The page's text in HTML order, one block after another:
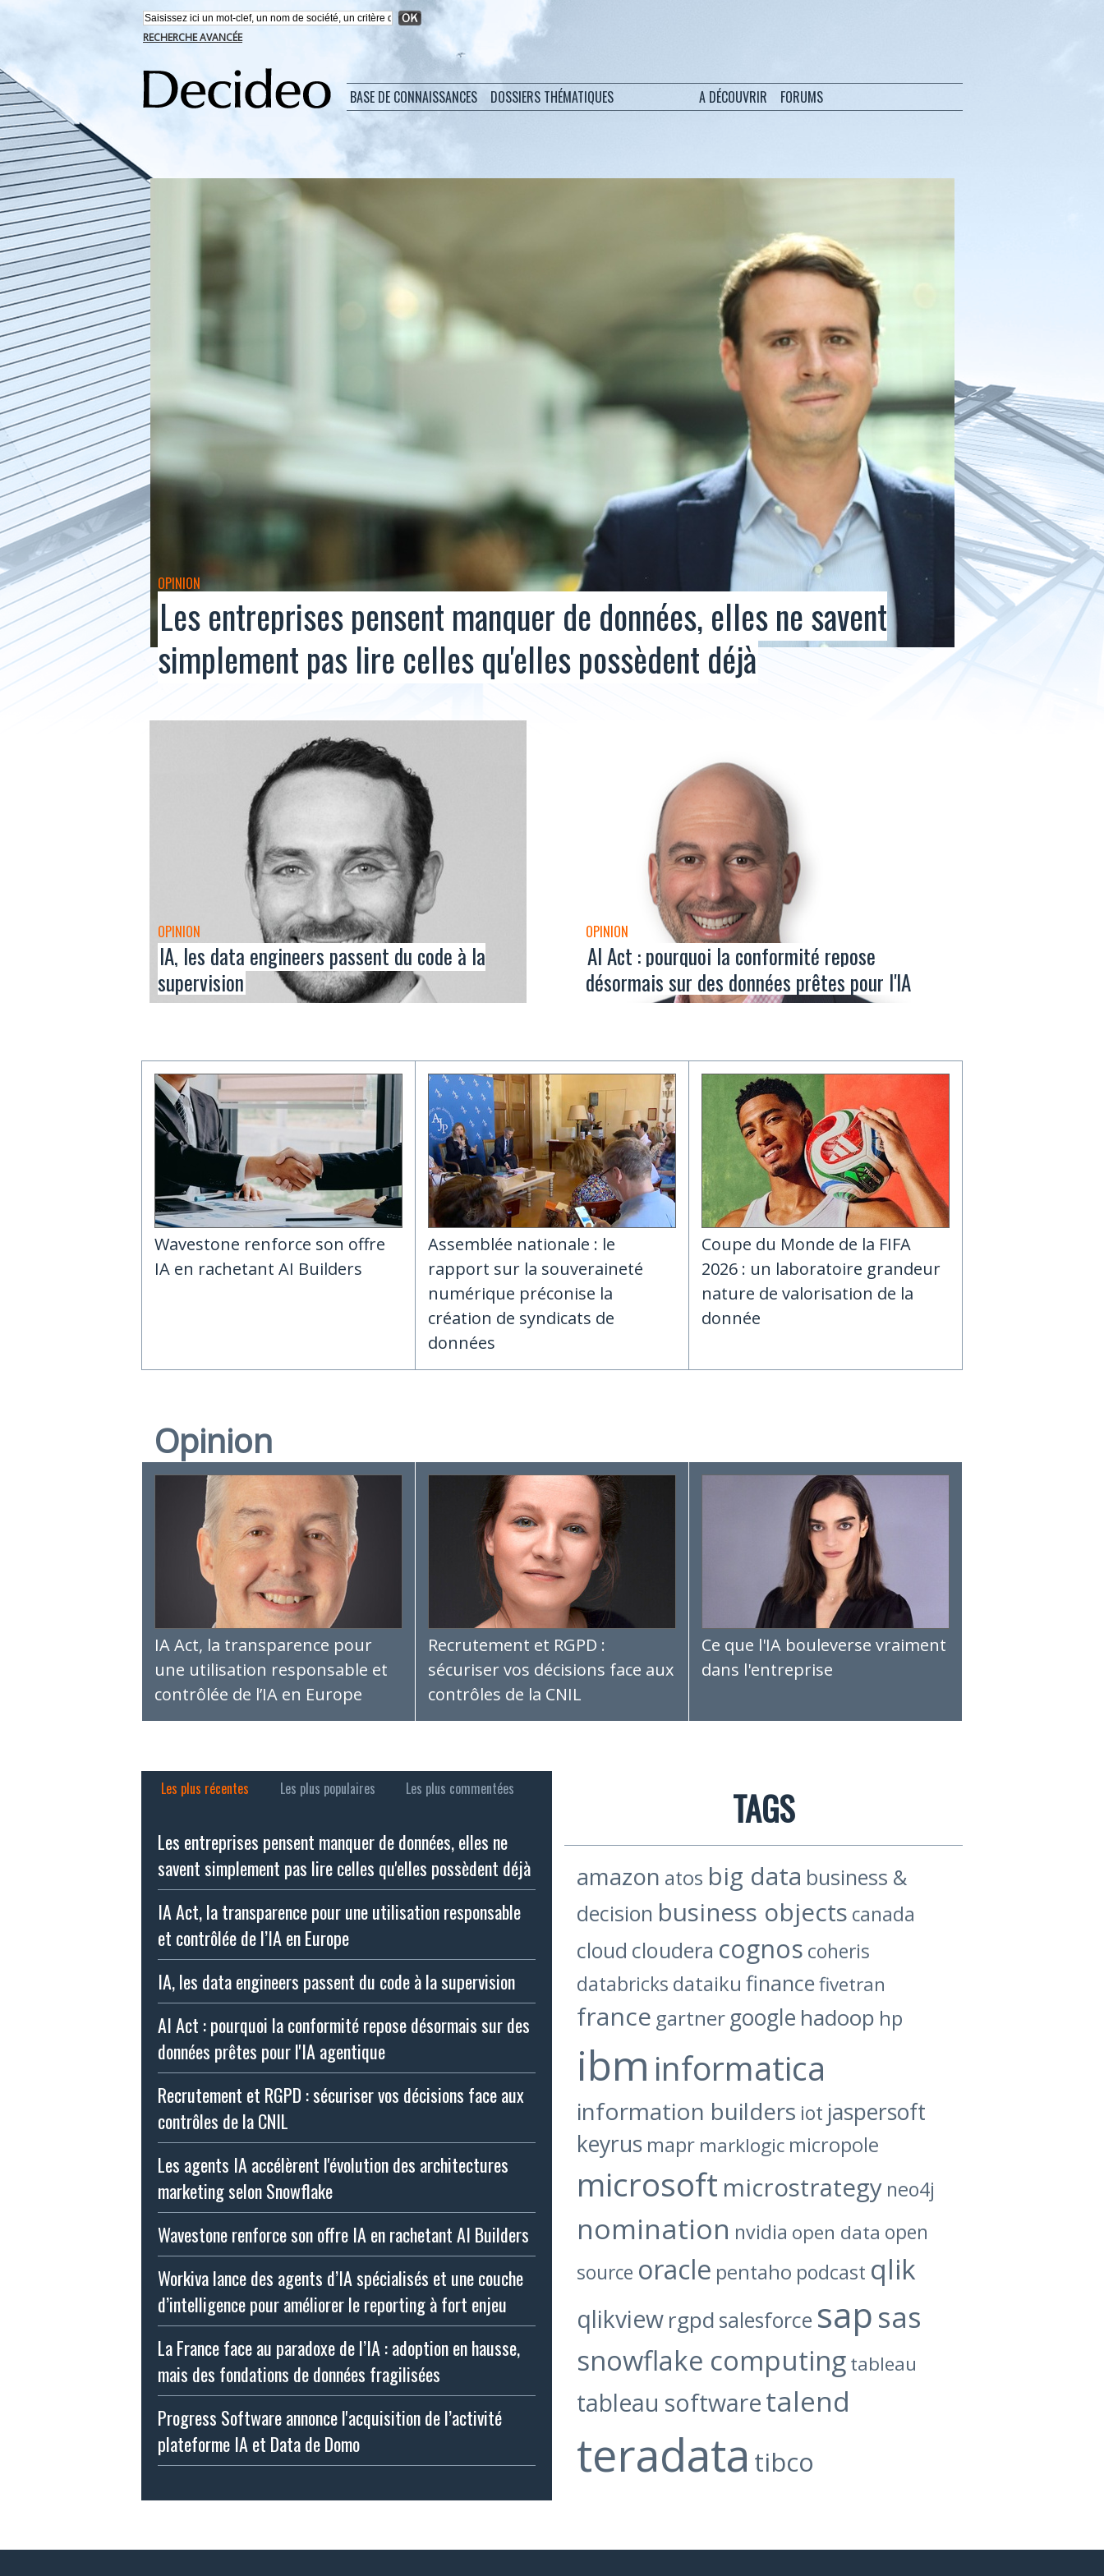
RECHERCHE AVANCÉE
BASE DE CONNAISSANCES DOSSIERS THÉMATIQUES A DÉCOUVRIR FORUMS
OPINION
Les entreprises pensent manquer de données, elles ne savent
simplement pas lire celles qu'elles possèdent déjà
OPINION
IA, les data engineers passent du code à la
supervision
OPINION
AI Act : pourquoi la conformité repose
désormais sur des données prêtes pour l'IA
agentique
Wavestone renforce son offre
IA en rachetant AI Builders
Assemblée nationale : le
rapport sur la souveraineté
numérique préconise la
création de syndicats de
données
Coupe du Monde de la FIFA
2026 : un laboratoire grandeur
nature de valorisation de la
donnée
Opinion
IA Act, la transparence pour
une utilisation responsable et
contrôlée de l’IA en Europe
Recrutement et RGPD :
sécuriser vos décisions face aux
contrôles de la CNIL
Ce que l'IA bouleverse vraiment
dans l'entreprise
Les plus récentes Les plus populaires Les plus commentées
Les entreprises pensent manquer de données, elles ne
savent simplement pas lire celles qu'elles possèdent déjà
IA Act, la transparence pour une utilisation responsable
et contrôlée de l’IA en Europe
IA, les data engineers passent du code à la supervision
AI Act : pourquoi la conformité repose désormais sur des
données prêtes pour l'IA agentique
Recrutement et RGPD : sécuriser vos décisions face aux
contrôles de la CNIL
Les agents IA accélèrent l'évolution des architectures
marketing selon Snowflake
Wavestone renforce son offre IA en rachetant AI Builders
Workiva lance des agents d’IA spécialisés et une couche
d’intelligence pour améliorer le reporting à fort enjeu
La France face au paradoxe de l’IA : adoption en hausse,
mais des fondations de données fragilisées
Progress Software annonce l'acquisition de l’activité
plateforme IA et Data de Domo
TAGS
amazon atos big data business &
decision business objects canada
cloud cloudera cognos coheris
databricks dataiku financefivetran
france gartner google hadoop hp
ibm informatica
information builders iot jaspersoft
keyrus mapr marklogic micropole
microsoft microstrategy neo4j
nomination nvidia open data open
source oracle pentaho podcast qlik
qlikviewrgpd salesforce sapsas
snowflake computingtableau
tableau softwaretalend
teradata tibco